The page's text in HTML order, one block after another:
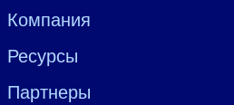
Visually hidden Text
Компания
Ресурсы
Партнеры